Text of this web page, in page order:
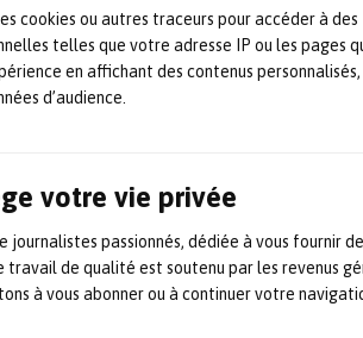
cookies ou autres traceurs pour accéder à des
telles que votre adresse IP ou les pages
en affichant des contenus personnalisés,
d’audience.
votre vie privée
passionnés, dédiée à vous fournir
de qualité est soutenu par les revenus
à vous abonner ou à continuer votre
VOUS HÉSITEZ
Consultez les
TÉLÉCHARGER